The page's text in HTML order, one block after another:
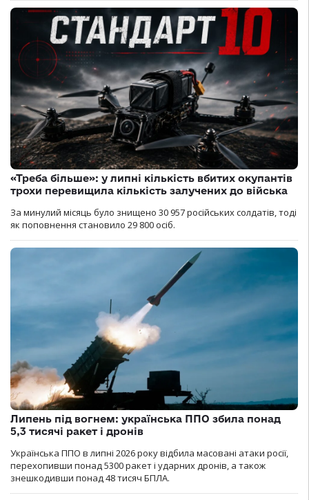
«Треба більше»: у липні кількість вбитих окупантів
трохи перевищила кількість залучених до війська
За минулий місяць було знищено 30 957 російських солдатів, тоді
як поповнення становило 29 800 осіб.
Липень під вогнем: українська ППО збила понад
5,3 тисячі ракет і дронів
Українська ППО в липні 2026 року відбила масовані атаки росії,
перехопивши понад 5300 ракет і ударних дронів, а також
знешкодивши понад 48 тисяч БПЛА.